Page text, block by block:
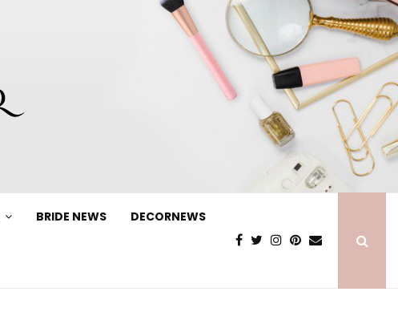
BRIDE NEWS DECORNEWS